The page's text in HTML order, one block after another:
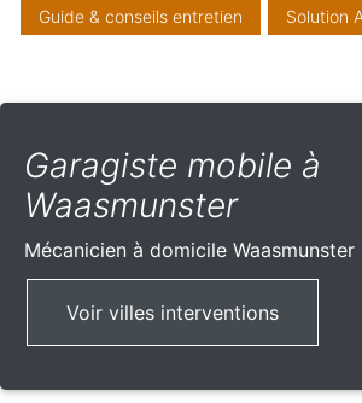
Guide & conseils entretien Solution
Garagiste mobile à
Waasmunster
Mécanicien à domicile Waasmunster
Voir villes interventions